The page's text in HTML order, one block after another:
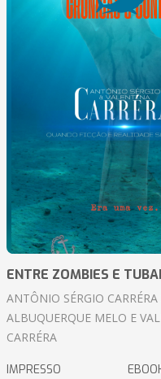
ENTRE ZOMBIES E
ANTÔNIO SÉRGIO CARRÉRA
ALBUQUERQUE MELO E
CARRÉRA
IMPRESSO